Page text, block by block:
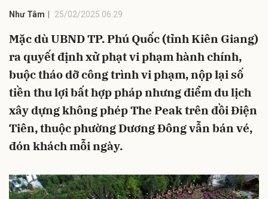
Như Tâm 25/02/2025 06:29
Mặc dù UBND TP. Phú Quốc (tỉnh Kiên Giang)
ra quyết định xử phạt vi phạm hành chính,
buộc tháo dỡ công trình vi phạm, nộp lại số
tiền thu lợi bất hợp pháp nhưng điểm du lịch
xây dựng không phép The Peak trên đồi Điện
Tiên, thuộc phường Dương Đông vẫn bán vé,
đón khách mỗi ngày.